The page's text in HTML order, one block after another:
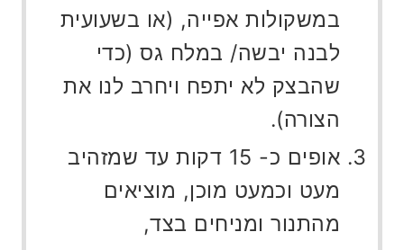
במשקולות אפייה, (או בשעועית
לבנה יבשה/ במלח גס (כדי
שהבצק לא יתפח ויחרב לנו את
הצורה).
אופים כ- 15 דקות עד שמזהיב
מעט וכמעט מוכן, מוציאים
מהתנור ומניחים בצד,